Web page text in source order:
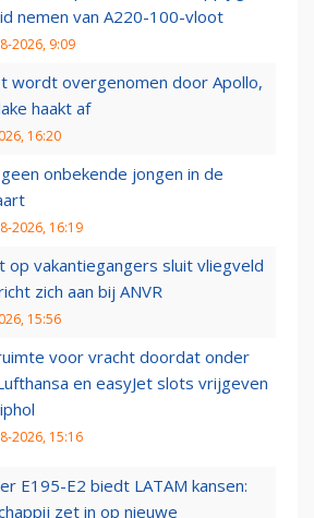
nemen van A220-100-vloot
2026, 9:09
wordt overgenomen door Apollo,
haakt af
16:20
onbekende jongen in de
2026, 16:19
op vakantiegangers sluit vliegveld
zich aan bij ANVR
15:56
voor vracht doordat onder
en easyJet slots vrijgeven
2026, 15:16
E195-E2 biedt LATAM kansen:
zet in op nieuwe